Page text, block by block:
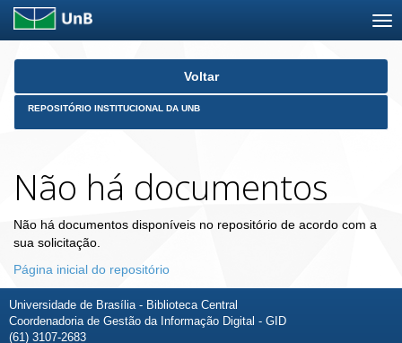
Skip
Voltar
REPOSITÓRIO INSTITUCIONAL DA UNB
Não há documentos
Não há documentos disponíveis no repositório de acordo com a
sua solicitação.
Página inicial do repositório
Universidade de Brasília - Biblioteca Central
Coordenadoria de Gestão da Informação Digital - GID
(61) 3107-2683